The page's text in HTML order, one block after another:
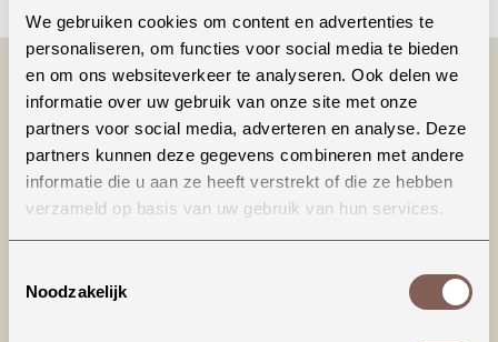
We gebruiken cookies om content en advertenties te
personaliseren, om functies voor social media te bieden
en om ons websiteverkeer te analyseren. Ook delen we
informatie over uw gebruik van onze site met onze
partners voor social media, adverteren en analyse. Deze
partners kunnen deze gegevens combineren met andere
informatie die u aan ze heeft verstrekt of die ze hebben
verzameld op basis van uw gebruik van hun services.
Noodzakelijk